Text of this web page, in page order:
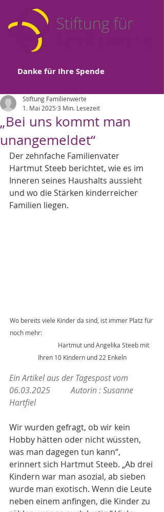
Danke für Ihre Spende
„Bei uns kommt man
unangemeldet“
Stiftung Familienwerte
1. Mai 2025 3 Min. Lesezeit
Der zehnfache Familienvater
Hartmut Steeb berichtet, wie es im
Inneren seines Haushalts aussieht
und wo die Stärken kinderreicher
Familien liegen.
Wo bereits viele Kinder da sind, ist immer Platz für
noch mehr:
                             Hartmut und Angelika Steeb mit
Ihren 10 Kindern und 22 Enkeln
Ein Artikel aus der Tagespost vom
06.03.2025          Autorin : Susanne
Hartfiel
Wir wurden gefragt, ob wir kein
Hobby hätten oder nicht wüssten,
was man dagegen tun kann“,
erinnert sich Hartmut Steeb. „Ab drei
Kindern war man asozial, ab sieben
wurde man exotisch. Wenn die Leute
neben einem anfingen, die Kinder zu